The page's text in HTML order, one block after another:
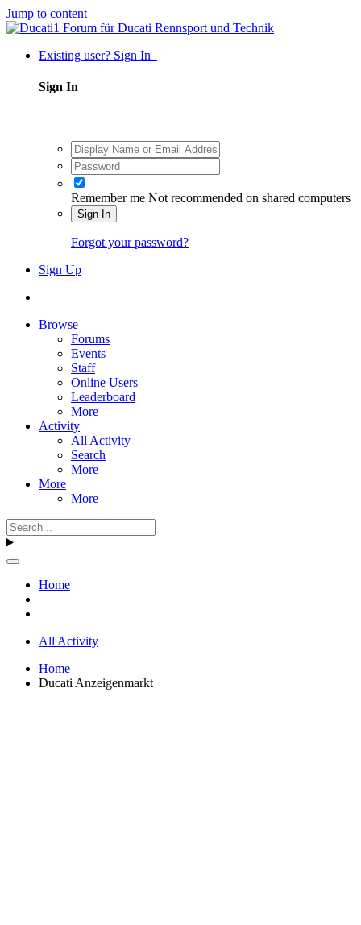
Jump to content
Existing user? Sign In
Sign In
Remember me Not recommended on shared computers
Sign In
Forgot your password?
Sign Up
Browse
Forums
Events
Staff
Online Users
Leaderboard
More
Activity
All Activity
Search
More
More
More
Home
All Activity
Home
Ducati Anzeigenmarkt